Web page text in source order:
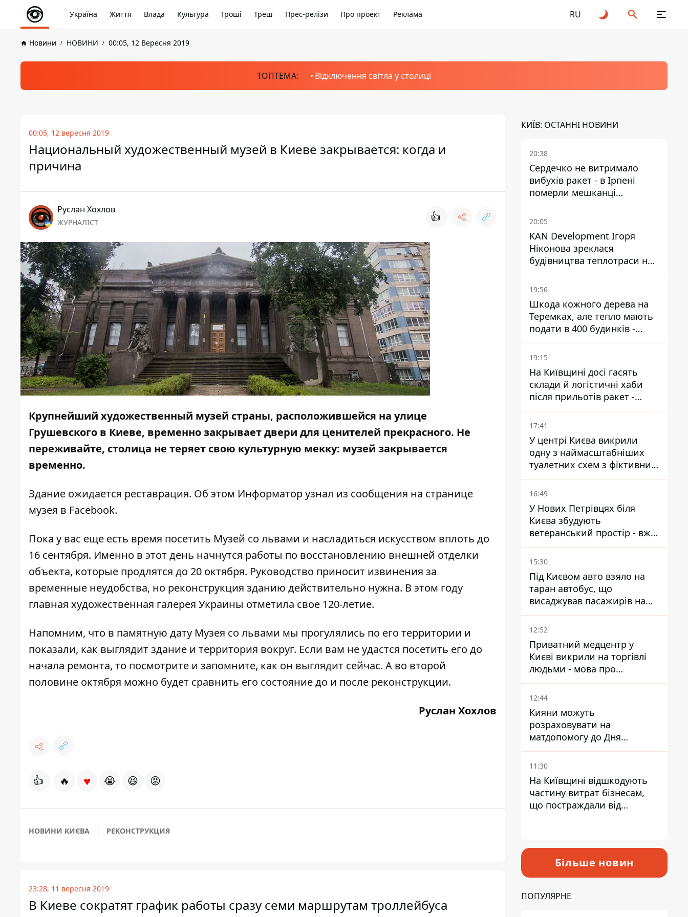
Україна Життя Влада Культура Гроші Треш Прес-релізи Про проект Реклама RU
Новини НОВИНИ 00:05, 12 Вересня 2019
ТОПТЕМА: Відключення світла у столиці
00:05, 12 вересня 2019
Национальный художественный музей в Киеве закрывается: когда и
причина
Руслан Хохлов
ЖУРНАЛІСТ 👍
Крупнейший художественный музей страны, расположившейся на улице
Грушевского в Киеве, временно закрывает двери для ценителей прекрасного. Не
переживайте, столица не теряет свою культурную мекку: музей закрывается
временно.
Здание ожидается реставрация. Об этом Информаторузнал из сообщения на странице
музея в Facebook.
Пока у вас еще есть время посетить Музей со львами и насладиться искусством вплоть до
16 сентября. Именно в этот день начнутся работы по восстановлению внешней отделки
объекта, которые продлятся до 20 октября. Руководство приносит извинения за
временные неудобства, но реконструкция зданию действительно нужна. В этом году
главная художественная галерея Украины отметила свое 120-летие.
Напомним, что в памятную дату Музея со львами мы прогулялись по его территории и
показали, как выглядит здание и территория вокруг. Если вам не удастся посетить его до
начала ремонта, то посмотрите и запомните, как он выглядит сейчас. А во второй
половине октября можно будет сравнить его состояние до и после реконструкции.
Руслан Хохлов
👍 🔥 ♥ 😭 😆 😡
НОВИНИ КИЄВА РЕКОНСТРУКЦИЯ
23:28, 11 вересня 2019
В Киеве сократят график работы сразу семи маршрутам троллейбуса
КИЇВ: ОСТАННІ НОВИНИ
20:38
Сердечко не витримало
вибухів ракет - в Ірпені
померли мешканці
притулку для собак з
інвалідністю
20:05
KAN Development Ігоря
Ніконова зреклася
будівництва теплотраси на
Теремках
19:56
Шкода кожного дерева на
Теремках, але тепло мають
подати в 400 будинків -
депутатка Київради
19:15
На Київщині досі гасять
склади й логістичні хаби
після прильотів ракет -
ДСНС
17:41
У центрі Києва викрили
одну з наймасштабніших
туалетних схем з фіктивним
будинком
16:49
У Нових Петрівцях біля
Києва збудують
ветеранський простір - вже
знайшли проєктанта
15:30
Під Києвом авто взяло на
таран автобус, що
висаджував пасажирів на
зупинці - пасажирка в
лікарні
12:52
Приватний медцентр у
Києві викрили на торгівлі
людьми - мова про
сурогатне материнство
12:44
Кияни можуть
розраховувати на
матдопомогу до Дня
незалежності - кому її
дадуть
11:30
На Київщині відшкодують
частину витрат бізнесам,
що постраждали від
Більше новин
ПОПУЛЯРНЕ